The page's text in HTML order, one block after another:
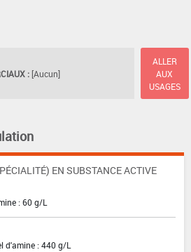
: [Aucun]
ALLER
AUX
USAGES
EN SUBSTANCE ACTIVE
: 60 g/L
d'amine : 440 g/L